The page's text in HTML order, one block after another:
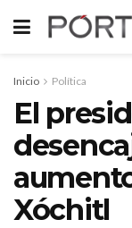
Inicio Política
El
Xóchitl